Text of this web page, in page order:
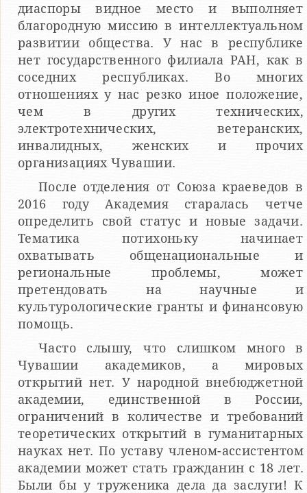
диаспоры видное место и выполняет
благородную миссию в интеллектуальном
развитии общества. У нас в республике
нет государственного филиала РАН, как в
соседних республиках. Во многих
отношениях у нас резко иное положение,
чем в других технических,
электротехнических, ветеранских,
инвалидных, женских и прочих
организациях Чувашии.
После отделения от Союза краеведов в
2016 году Академия старалась четче
определить свой статус и новые задачи.
Тематика потихоньку начинает
охватывать общенациональные и
региональные проблемы, может
претендовать на научные и
культурологические гранты и финансовую
помощь.
Часто слышу, что слишком много в
Чувашии академиков, а мировых
открытий нет. У народной внебюджетной
академии, единственной в России,
ограничений в количестве и требований
теоретических открытий в гуманитарных
науках нет. По уставу членом-ассистентом
академии может стать гражданин с 18 лет.
Были бы у труженика дела да заслуги! К